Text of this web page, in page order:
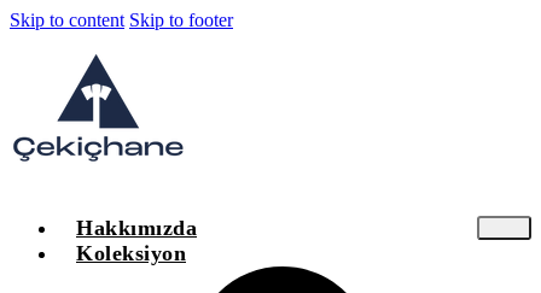
Skip to content Skip to footer
Hakkımızda
Koleksiyon